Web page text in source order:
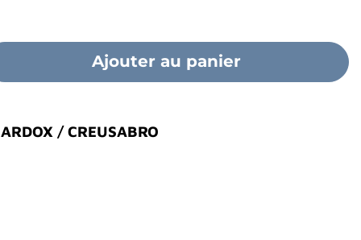
Ajouter au panier
/ CREUSABRO